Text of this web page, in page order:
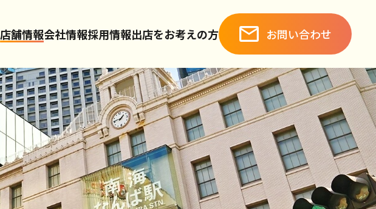
店舗情報会社情報採用情報出店をお考えの方 お問い合わせ